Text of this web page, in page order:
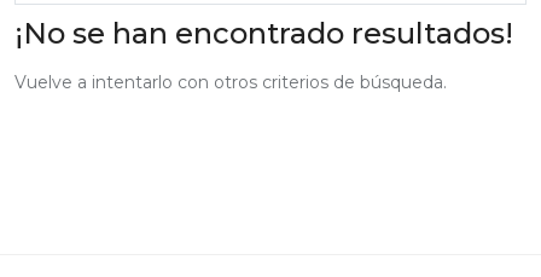
¡No se han encontrado resultados!
Vuelve a intentarlo con otros criterios de búsqueda.